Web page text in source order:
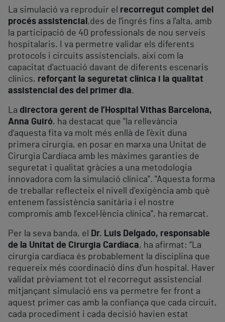
La simulació va reproduir el recorregut complet del
procés assistencial ,des de l'ingrés fins a l'alta, amb
la participació de 40 professionals de nou serveis
hospitalaris. I va permetre validar els diferents
protocols i circuits assistencials, així com la
capacitat d'actuació davant de diferents escenaris
clínics, reforçant la seguretat clínica i la qualitat
assistencial des del primer dia.
La directora gerent de l’Hospital Vithas Barcelona,
Anna Guiró, ha destacat que "la rellevància
d’aquesta fita va molt més enllà de l’èxit d´una
primera cirurgia, en posar en marxa una Unitat de
Cirurgia Cardíaca amb les màximes garanties de
seguretat i qualitat gràcies a una metodologia
innovadora com la simulació clínica". "Aquesta forma
de treballar reflecteix el nivell d’exigència amb què
entenem l’assistència sanitària i el nostre
compromís amb l’excel·lència clínica", ha remarcat.
Per la seva banda, el
Dr. Luis Delgado, responsable
de la Unitat de Cirurgia Cardíaca, ha afirmat: “La
cirurgia cardíaca és probablement la disciplina que
requereix més coordinació dins d'un hospital. Haver
validat prèviament tot el recorregut assistencial
mitjançant simulació ens va permetre fer front a
aquest primer cas amb la confiança que cada circuit,
cada procediment i cada decisió havien estat